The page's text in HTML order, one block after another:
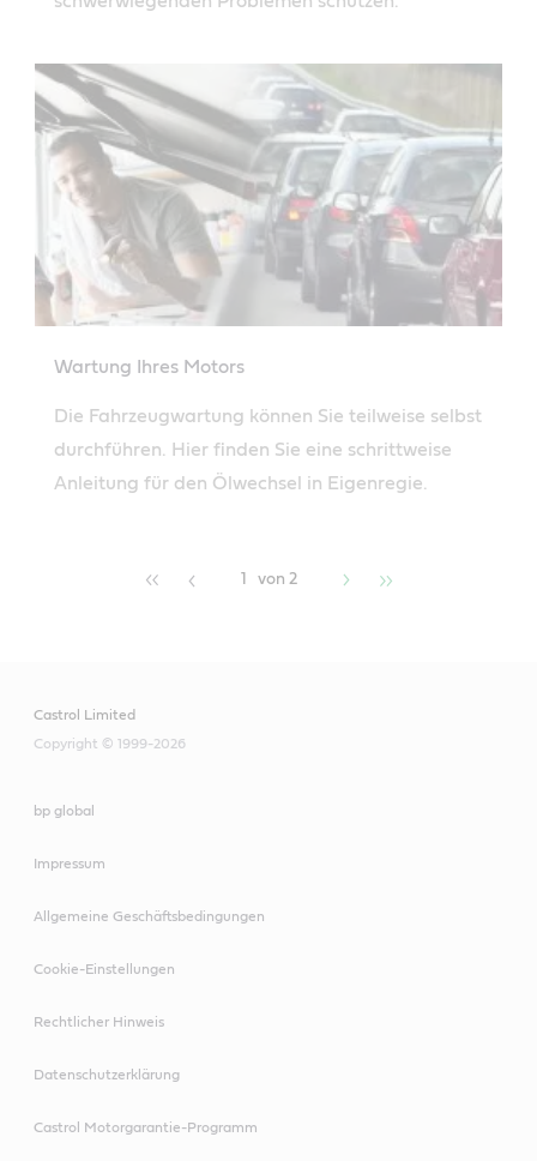
Wartung Ihres Motors
Die Fahrzeugwartung können Sie teilweise selbst
durchführen. Hier finden Sie eine schrittweise
Anleitung für den Ölwechsel in Eigenregie.
1 von 2
Castrol Limited
Copyright © 1999-2026
bp global
Impressum
Allgemeine Geschäftsbedingungen
Cookie-Einstellungen
Rechtlicher Hinweis
Datenschutzerklärung
Castrol Motorgarantie-Programm